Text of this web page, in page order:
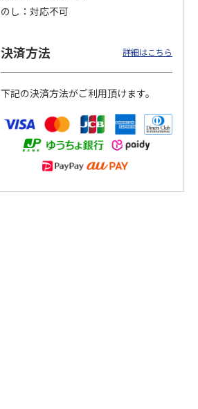
ローラルの香り
590円
(送料別・税込) (送料別・税込)
のし
対応不可
決済方法 詳細はこちら
下記の決済方法がご利用頂けます。